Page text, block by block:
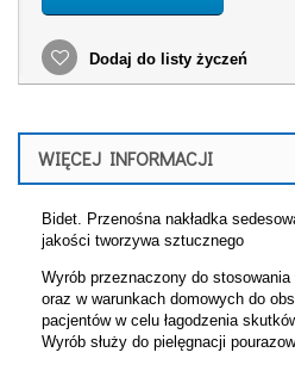
Dodaj do listy życzeń
WIĘCEJ INFORMACJI
Bidet. Przenośna nakładka
jakości tworzywa sztucznego
Wyrób przeznaczony do
oraz w warunkach domowych do
pacjentów w celu łagodzenia
Wyrób służy do pielęgnacji